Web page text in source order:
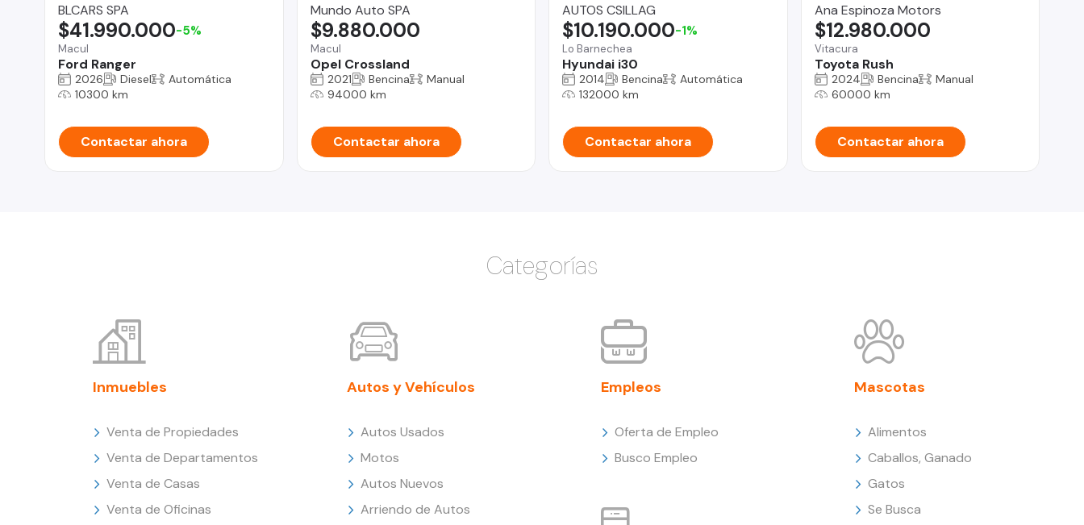
BLCARS SPA
Macul
Ford Ranger
$41.990.000-5%
2026 Diesel
Automática
10300 km
Contactar ahora
Mundo Auto SPA
Macul
Opel Crossland
$9.880.000
2021 Bencina
Manual
94000 km
Contactar ahora
AUTOS CSILLAG
Lo Barnechea
Hyundai i30
$10.190.000-1%
2014 Bencina
Automática
132000 km
Contactar ahora
Ana Espinoza Motors
Vitacura
Toyota Rush
$12.980.000
2024 Bencina
Manual
60000 km
Contactar ahora
Categorías
Inmuebles
Venta de Propiedades
Venta de Departamentos
Venta de Casas
Venta de Oficinas
Autos y Vehículos
Autos Usados
Motos
Autos Nuevos
Arriendo de Autos
Empleos
Oferta de Empleo
Busco Empleo
Mascotas
Alimentos
Caballos, Ganado
Gatos
Se Busca